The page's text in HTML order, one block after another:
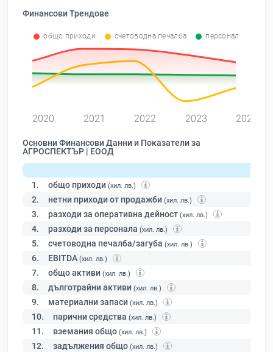
Финансови Трендове
общо приходи счетоводна печалба персонал
2020 2021 2022 2023 2024
Основни Финансови Данни и Показатели за
АГРОСПЕКТЪР | ЕООД
1. общо приходи (хил. лв.)
2. нетни приходи от продажби (хил. лв.)
3. разходи за оперативна дейност (хил. лв.)
4. разходи за персонала (хил. лв.)
5. счетоводна печалба/загуба (хил. лв.)
6. EBITDA (хил. лв.)
7. общо активи (хил. лв.)
8. дълготрайни активи (хил. лв.)
9. материални запаси (хил. лв.)
10. парични средства (хил. лв.)
11. вземания общо (хил. лв.)
12. задължения общо (хил. лв.)